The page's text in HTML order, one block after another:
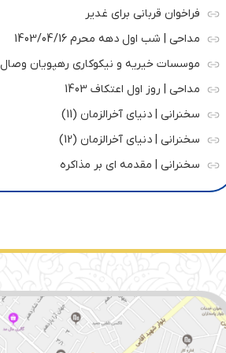
فراخوان قربانی برای غدیر
مداحی | شب اول دهه محرم 1403/04/16
موسسات خیریه و نیکوکاری رهپویان وصال
مداحی | روز اول اعتکاف 1403
سخنرانی | دنیای آخرالزمان (11)
سخنرانی | دنیای آخرالزمان (12)
سخنرانی | مقدمه ای بر مذاکره